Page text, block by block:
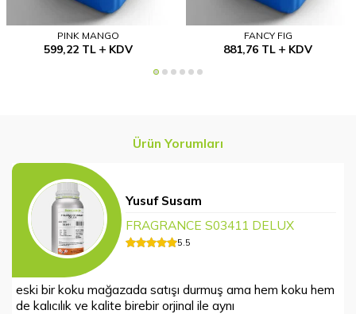
PINK MANGO
599,22TL KDV
FANCY FIG
881,76 TL KDV
Ürün Yorumları
Yusuf Susam
FRAGRANCE S03411 DELUX
5 .5
eski bir koku mağazada satışı durmuş ama hem koku hem
de kalıcılık ve kalite birebir orjinal ile aynı